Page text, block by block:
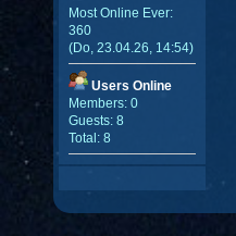
Most Online Ever:
360
(Do, 23.04.26, 14:54)
Users Online
Members: 0
Guests: 8
Total: 8